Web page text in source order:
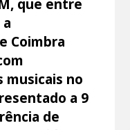
que entre
Coimbra
musicais no
a 9
de